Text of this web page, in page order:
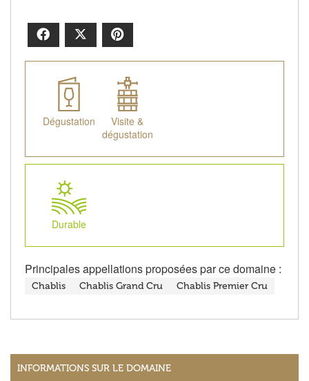
Facebook
Dégustation
Visite &
dégustation
Durable
Principales appellations proposées par ce domaine :
Chablis Chablis Grand Cru Chablis Premier Cru
INFORMATIONS SUR LE DOMAINE